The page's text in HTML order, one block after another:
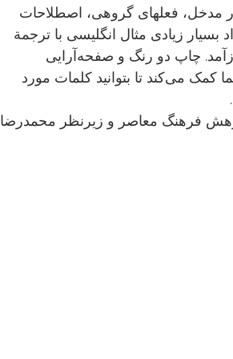
بیش از 80 هزار مدخل، فعل‏هاى گروهى، اصطلاحات
بسیار زیادى مثال انگلیسى با ترجمة
چاپ دو رنگ و صفحه‌آرایی
می‌کند تا بتوانید کلمات مورد
فرهنگ معاصر و زیرنظر محمدرضا